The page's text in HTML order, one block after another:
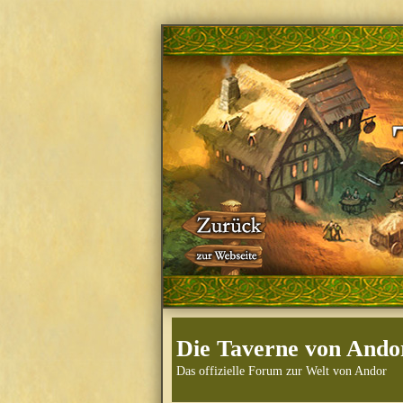
Die Taverne von
Das offizielle Forum zur Welt von Andor